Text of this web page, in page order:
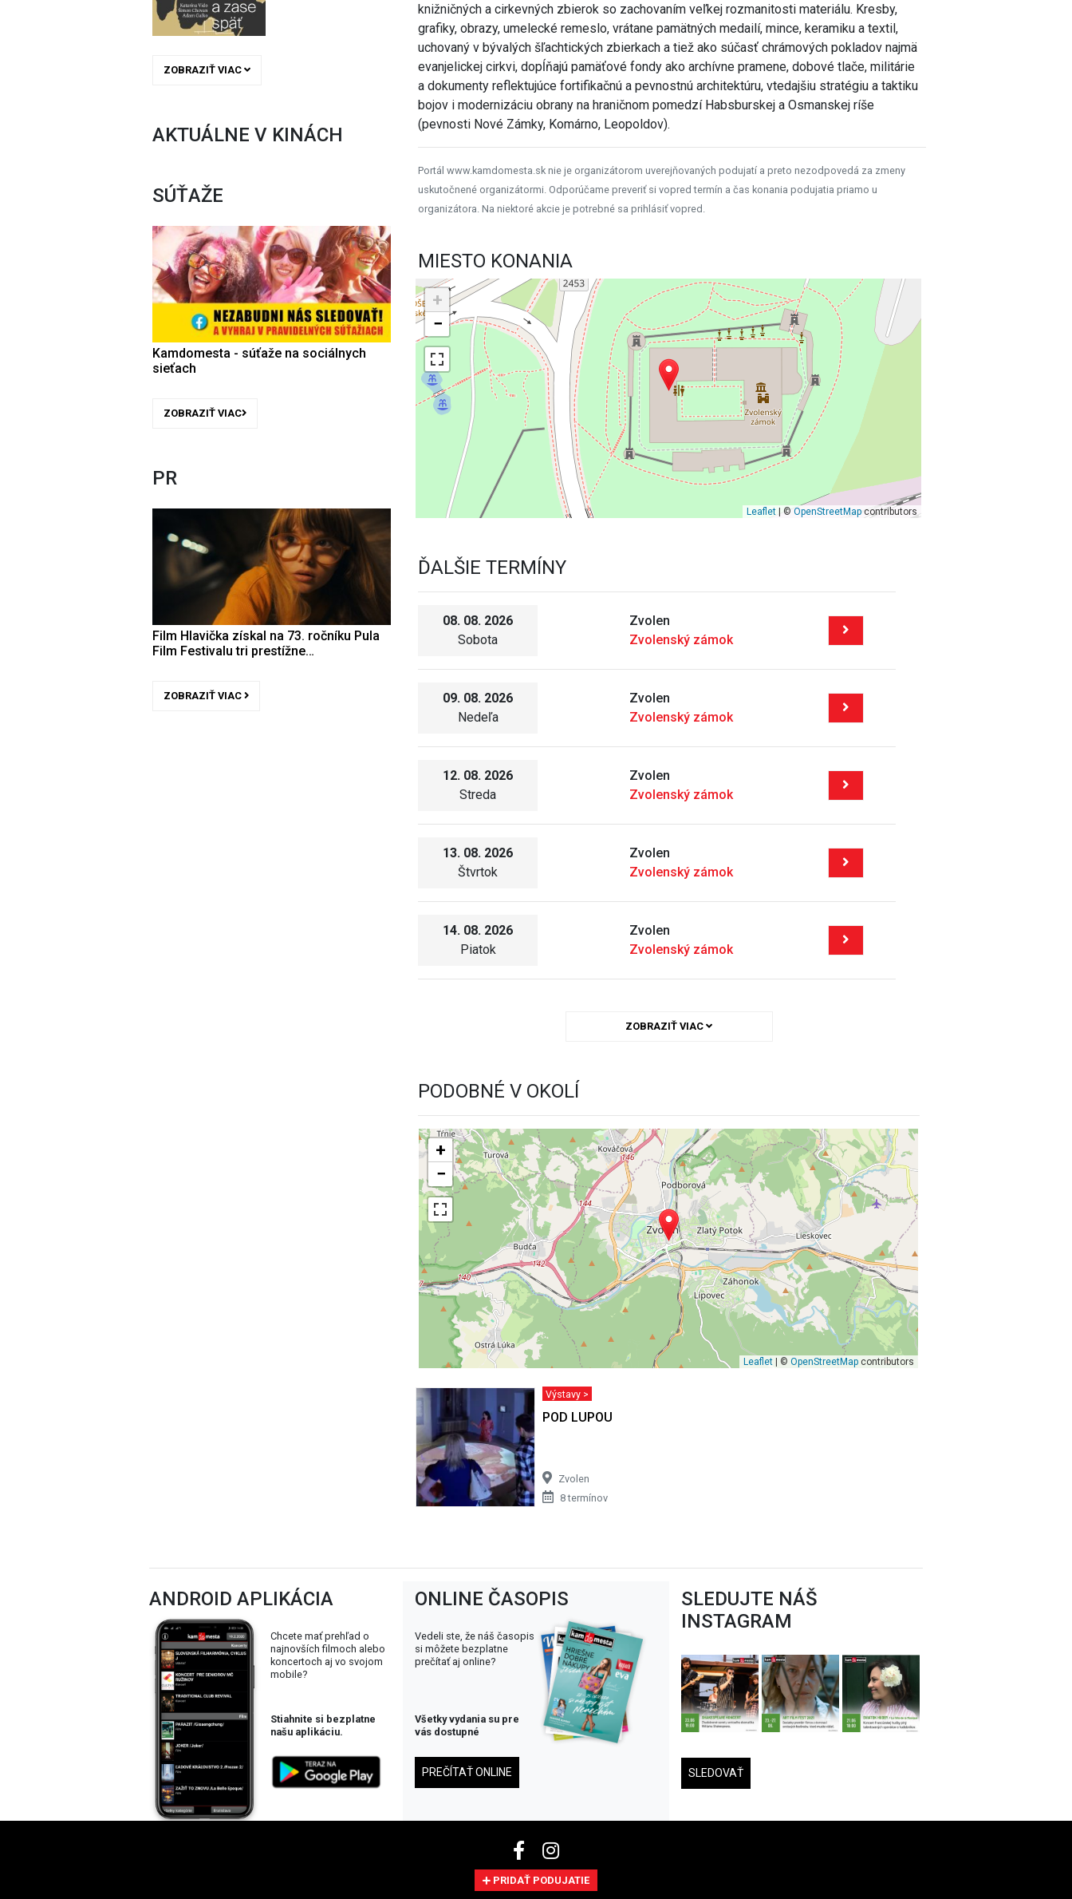
ZOBRAZIŤ VIAC
AKTUÁLNE V KINÁCH
SÚŤAŽE
Kamdomesta - súťaže na sociálnych
sieťach
ZOBRAZIŤ VIAC
PR
Film Hlavička získal na 73. ročníku Pula
Film Festivalu tri prestížne…
ZOBRAZIŤ VIAC
knižničných a cirkevných zbierok so zachovaním veľkej rozmanitosti materiálu. Kresby,
grafiky, obrazy, umelecké remeslo, vrátane pamätných medailí, mince, keramiku a textil,
uchovaný v bývalých šľachtických zbierkach a tiež ako súčasť chrámových pokladov najmä
evanjelickej cirkvi, dopĺňajú pamäťové fondy ako archívne pramene, dobové tlače, militárie
a dokumenty reflektujúce fortifikačnú a pevnostnú architektúru, vtedajšiu stratégiu a taktiku
bojov i modernizáciu obrany na hraničnom pomedzí Habsburskej a Osmanskej ríše
(pevnosti Nové Zámky, Komárno, Leopoldov).
Portál www.kamdomesta.sk nie je organizátorom uverejňovaných podujatí a preto nezodpovedá za zmeny
uskutočnené organizátormi. Odporúčame preveriť si vopred termín a čas konania podujatia priamo u
organizátora. Na niektoré akcie je potrebné sa prihlásiť vopred.
MIESTO KONANIA
+
−
Leaflet| © OpenStreetMapcontributors
ĎALŠIE TERMÍNY
08. 08. 2026
Sobota
Zvolen
Zvolenský zámok
09. 08. 2026
Nedeľa
Zvolen
Zvolenský zámok
12. 08. 2026
Streda
Zvolen
Zvolenský zámok
13. 08. 2026
Štvrtok
Zvolen
Zvolenský zámok
14. 08. 2026
Piatok
Zvolen
Zvolenský zámok
ZOBRAZIŤ VIAC
PODOBNÉ V OKOLÍ
+
−
Leaflet | ©OpenStreetMap contributors
Výstavy >
POD LUPOU
Zvolen
8 termínov
ANDROID APLIKÁCIA
Chcete mať prehľad o
najnovších filmoch alebo
koncertoch aj vo svojom
mobile?
Stiahnite si bezplatne
našu aplikáciu.
ONLINE ČASOPIS
Vedeli ste, že náš časopis
si môžete bezplatne
prečítať aj online?
Všetky vydania su pre
vás dostupné
PREČÍTAŤ ONLINE
SLEDUJTE NÁŠ
INSTAGRAM
SLEDOVAŤ
PRIDAŤ PODUJATIE